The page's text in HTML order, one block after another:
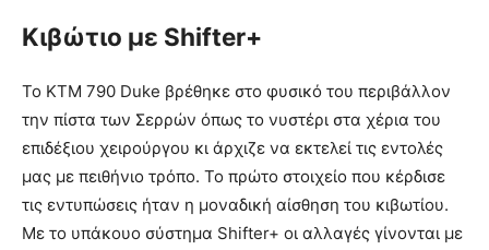
Κιβώτιο με Shifter+
Το ΚΤΜ 790 Duke βρέθηκε στο φυσικό του περιβάλλον
την πίστα των Σερρών όπως το νυστέρι στα χέρια του
επιδέξιου χειρούργου κι άρχιζε να εκτελεί τις εντολές
μας με πειθήνιο τρόπο. Το πρώτο στοιχείο που κέρδισε
τις εντυπώσεις ήταν η μοναδική αίσθηση του κιβωτίου.
Με το υπάκουο σύστημα Shifter+ οι αλλαγές γίνονται με